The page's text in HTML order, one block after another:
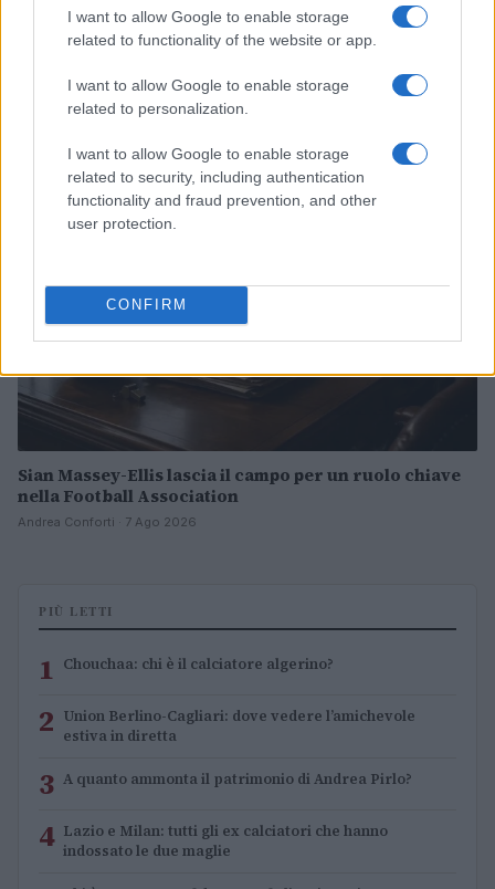
I want to allow Google to enable storage
related to functionality of the website or app.
I want to allow Google to enable storage
related to personalization.
I want to allow Google to enable storage
related to security, including authentication
functionality and fraud prevention, and other
user protection.
CONFIRM
Calcio Lecco: Francesco Aliberti abbandona i ruoli
dirigenziali
Ilaria Mauri · 7 Ago 2026
Sian Massey-Ellis lascia il campo per un ruolo chiave
nella Football Association
Andrea Conforti · 7 Ago 2026
PIÙ LETTI
1 Chouchaa: chi è il calciatore algerino?
2 Union Berlino-Cagliari: dove vedere l’amichevole
estiva in diretta
3 A quanto ammonta il patrimonio di Andrea Pirlo?
4 Lazio e Milan: tutti gli ex calciatori che hanno
indossato le due maglie